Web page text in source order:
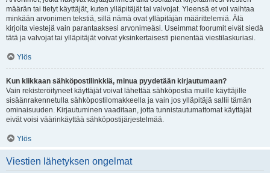
määrän tai tietyt käyttäjät, kuten ylläpitäjät tai valvojat. Yleensä et voi vaihtaa
minkään arvonimen tekstiä, sillä nämä ovat ylläpitäjän määrittelemiä. Älä
kirjoita viestejä vain parantaaksesi arvonimeäsi. Useimmat foorumit eivät siedä
tätä ja valvojat tai ylläpitäjät voivat yksinkertaisesti pienentää viestilaskuriasi.
Ylös
Kun klikkaan sähköpostilinkkiä, minua pyydetään kirjautumaan?
Vain rekisteröityneet käyttäjät voivat lähettää sähköpostia muille käyttäjille
sisäänrakennetulla sähköpostilomakkeella ja vain jos ylläpitäjä sallii tämän
ominaisuuden. Kirjautuminen vaaditaan, jotta tunnistautumattomat käyttäjät
eivät voisi väärinkäyttää sähköpostijärjestelmää.
Ylös
Viestien lähetyksen ongelmat